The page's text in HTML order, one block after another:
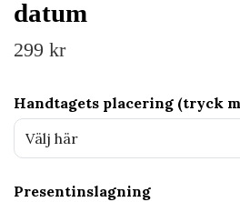
datum
299 kr
Handtagets placering (tryck
Välj här
Presentinslagning